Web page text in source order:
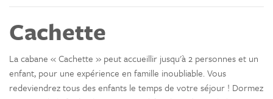
Cachette
La cabane « Cachette » peut accueillir jusqu'à 2 personnes et un
enfant, pour une expérience en famille inoubliable. Vous
redeviendrez tous des enfants le temps de votre séjour ! Dormez